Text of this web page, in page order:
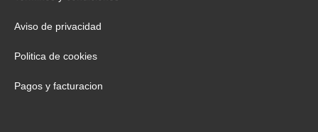
Aviso de privacidad
Politica de cookies
Pagos y facturacion